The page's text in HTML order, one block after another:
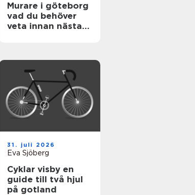
Murare i göteborg
vad du behöver
veta innan nästa
31. juli 2026
Eva Sjöberg
Cyklar visby en
guide till två hjul
på gotland